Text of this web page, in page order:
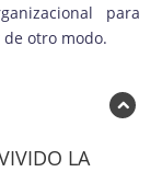
para
otro modo.
LA